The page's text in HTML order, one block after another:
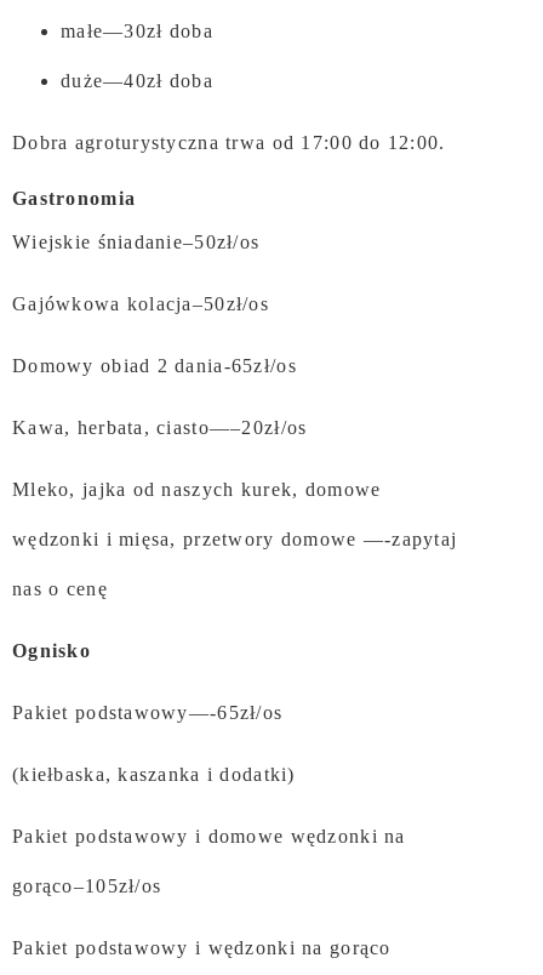
małe—30zł doba
duże—40zł doba
Dobra agroturystyczna trwa od 17:00 do 12:00.
Gastronomia
Wiejskie śniadanie–50zł/os
Gajówkowa kolacja–50zł/os
Domowy obiad 2 dania-65zł/os
Kawa, herbata, ciasto—–20zł/os
Mleko, jajka od naszych kurek, domowe
wędzonki i mięsa, przetwory domowe —-zapytaj
nas o cenę
Ognisko
Pakiet podstawowy—-65zł/os
(kiełbaska, kaszanka i dodatki)
Pakiet podstawowy i domowe wędzonki na
gorąco–105zł/os
Pakiet podstawowy i wędzonki na gorąco